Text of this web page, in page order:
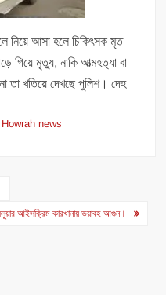
নিয়ে আসা হলে চিকিৎসক মৃত
গিয়ে মৃত্যু, নাকি আত্মহত্যা বা
তা খতিয়ে দেখছে পুলিশ। দেহ
Howrah news
আইসক্রিম কারখানায় ভয়াবহ আগুন।